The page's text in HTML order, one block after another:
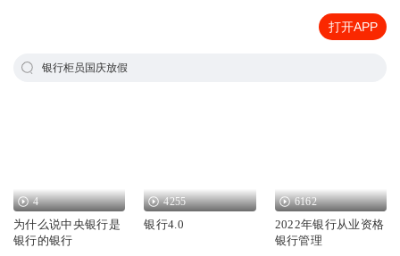
打开APP
银行柜员国庆放假
4
为什么说中央银行是
银行的银行
4255
银行4.0
6162
2022年银行从业资格
银行管理